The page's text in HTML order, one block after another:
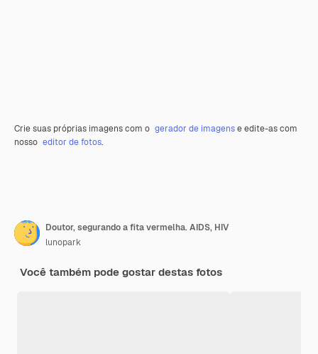
Crie suas próprias imagens com o gerador de imagense edite-as com
nosso editor de fotos.
Doutor, segurando a fita vermelha. AIDS, HIV
lunopark
Você também pode gostar destas fotos